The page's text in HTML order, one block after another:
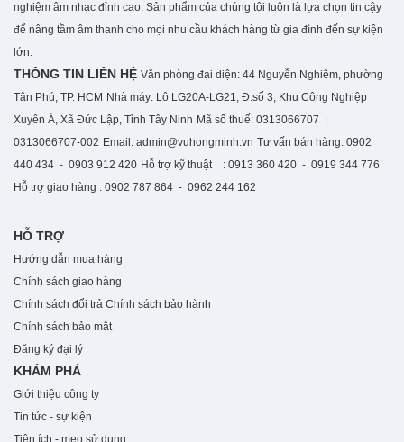
nghiệm âm nhạc đỉnh cao. Sản phẩm của chúng tôi luôn là lựa chọn tin cậy
để nâng tầm âm thanh cho mọi nhu cầu khách hàng từ gia đình đến sự kiện
lớn.
THÔNG TIN LIÊN HỆ Văn phòng đại diện: 44 Nguyễn Nghiêm, phường
Tân Phú, TP. HCM Nhà máy: Lô LG20A-LG21, Đ.số 3, Khu Công Nghiệp
Xuyên Á, Xã Đức Lập, Tỉnh Tây Ninh Mã số thuế: 0313066707 |
0313066707-002 Email: admin@vuhongminh.vn Tư vấn bán hàng: 0902
440 434 - 0903 912 420 Hỗ trợ kỹ thuật : 0913 360 420 - 0919 344 776
Hỗ trợ giao hàng : 0902 787 864 - 0962 244 162
HỖ TRỢ
Hướng dẫn mua hàng
Chính sách giao hàng
Chính sách đổi trả Chính sách bảo hành
Chính sách bảo mật
Đăng ký đại lý
KHÁM PHÁ
Giới thiệu công ty
Tin tức - sự kiện
Tiện ích - mẹo sử dụng